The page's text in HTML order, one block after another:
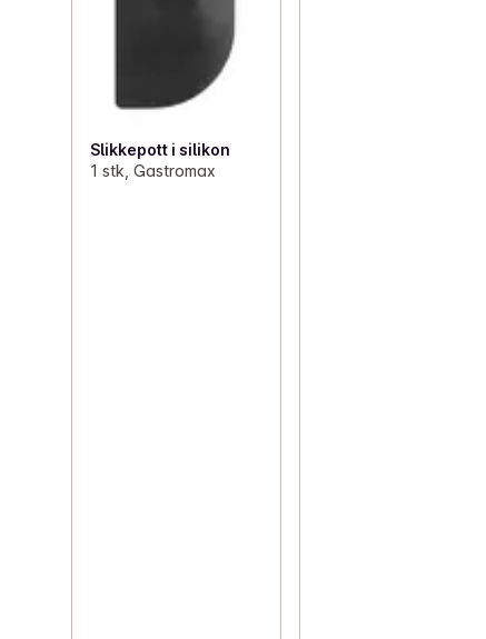
Slikkepott i silikon
1 stk, Gastromax